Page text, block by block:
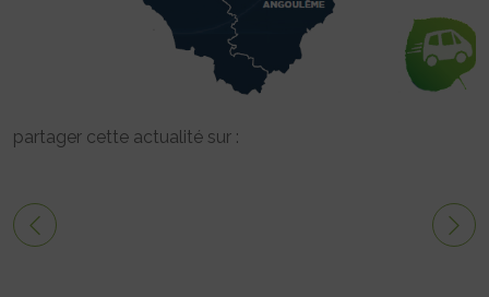
partager cette actualité sur :